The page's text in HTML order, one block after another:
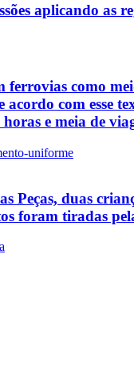
aplicando as
ferrovias como
acordo com esse
e meia de
uniforme
Peças, duas
foram tiradas